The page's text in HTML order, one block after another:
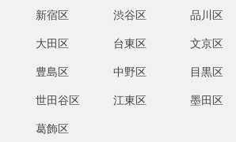
新宿区 渋谷区 品川区
大田区 台東区 文京区
豊島区 中野区 目黒区
世田谷区 江東区 墨田区
葛飾区